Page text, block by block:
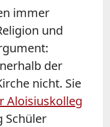
immer
und
der
nicht. Sie
Aloisiuskolleg
Schüler